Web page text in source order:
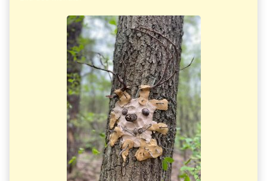
Sidebar